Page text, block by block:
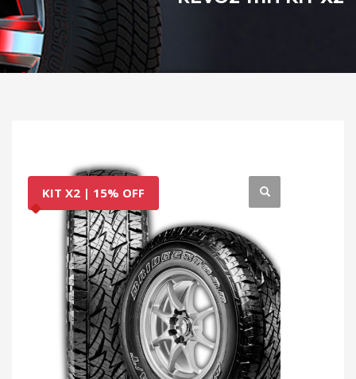
KIT X2 | 15% OFF